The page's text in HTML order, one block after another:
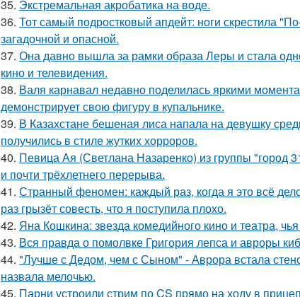
35. Экстремальная акробатика на воде.
36. Тот самый подростковый апдейт: ноги скрестила
загадочной и опасной.
37. Она давно вышла за рамки образа Леры и стала
кино и телевидения.
38. Валя карнавал недавно поделилась яркими
демонстрирует свою фигуру в купальнике.
39. В Казахстане бешеная лиса напала на девушку
получились в стиле жутких хорроров.
40. Певица Ая (Светлана Назаренко) из группы "город
и почти трёхлетнего перерыва.
41. Странный феномен: каждый раз, когда я это всё
раз грызёт совесть, что я поступила плохо.
42. Яна Кошкина: звезда комедийного кино и театра,
43. Вся правда о помолвке Григория лепса и авроры
44. "Лучше с Дедом, чем с Сыном" - Аврора встала
назвала мелочью.
45. Парни устроили стрим по CS прямо на ходу в